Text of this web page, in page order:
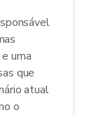
uma
que
atual
o